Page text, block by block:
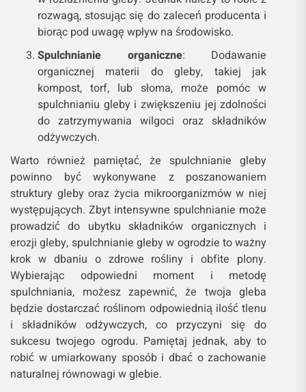
rozwagą, stosując się do zaleceń producenta i
biorąc pod uwagę wpływ na środowisko.
Spulchnianie organiczne: Dodawanie
organicznej materii do gleby, takiej jak
kompost, torf, lub słoma, może pomóc w
spulchnianiu gleby i zwiększeniu jej zdolności
do zatrzymywania wilgoci oraz składników
odżywczych.
Warto również pamiętać, że spulchnianie gleby
powinno być wykonywane z poszanowaniem
struktury gleby oraz życia mikroorganizmów w niej
występujących. Zbyt intensywne spulchnianie może
prowadzić do ubytku składników organicznych i
erozji gleby, spulchnianie gleby w ogrodzie to ważny
krok w dbaniu o zdrowe rośliny i obfite plony.
Wybierając odpowiedni moment i metodę
spulchniania, możesz zapewnić, że twoja gleba
będzie dostarczać roślinom odpowiednią ilość tlenu
i składników odżywczych, co przyczyni się do
sukcesu twojego ogrodu. Pamiętaj jednak, aby to
robić w umiarkowany sposób i dbać o zachowanie
naturalnej równowagi w glebie.